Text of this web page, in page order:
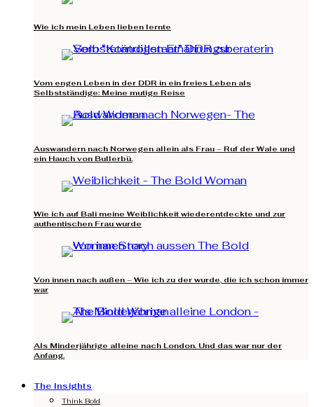
Wie ich mein Leben lieben lernte
Vom engen Leben in der DDR in ein freies Leben als
Selbstständige: Meine mutige Reise
Auswandern nach Norwegen allein als Frau – Ruf der Wale und
ein Hauch von Bullerbü.
Wie ich auf Bali meine Weiblichkeit wiederentdeckte und zur
authentischen Frau wurde
Von innen nach außen – Wie ich zu der wurde, die ich schon immer
war
Als Minderjährige alleine nach London. Und das war nur der
Anfang.
The Insights
Think Bold